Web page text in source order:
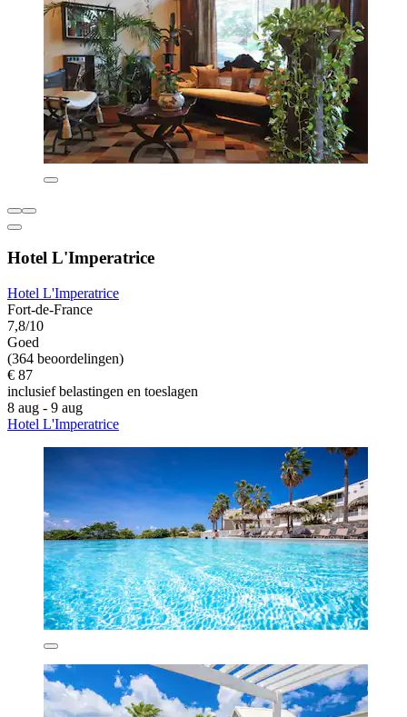
Hotel L'Imperatrice
Hotel L'Imperatrice
Fort-de-France
7,8/10
Goed
(364 beoordelingen)
€ 87
inclusief belastingen en toeslagen
8 aug - 9 aug
Hotel L'Imperatrice